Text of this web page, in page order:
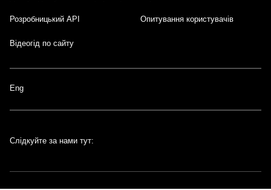
Розробницький API Опитування користувачів
Відеогід по сайту
Eng
Слідкуйте за нами тут: